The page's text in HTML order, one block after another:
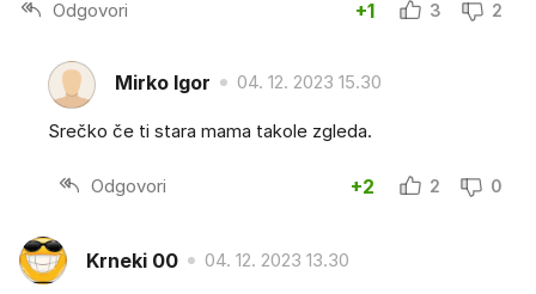
Odgovori +1 3 2
Mirko Igor 04. 12. 2023 15.30
Srečko če ti stara mama takole zgleda.
Odgovori +2 2 0
Krneki 00 04. 12. 2023 13.30